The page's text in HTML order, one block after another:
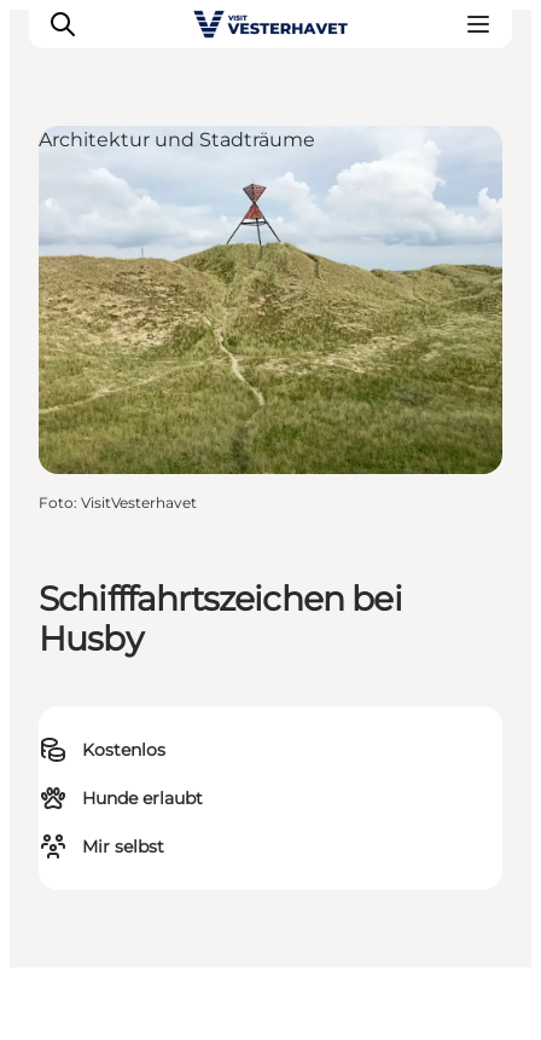
Events
Erlebnisse
Unsere Städte
Essen & Übernachtung
Tickets kaufen
Plane deine Reise
Schifffahrtszeichen bei
Husby
Kostenlos
Hunde erlaubt
Mir selbst
Architektur und Stadträume
Foto: VisitVesterhavet